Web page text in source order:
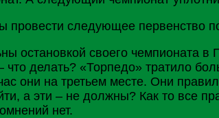
провести следующее первенство
остановкой своего чемпионата в
что делать? «Торпедо» тратило
они на третьем месте. Они
а эти – не должны? Как то все
нет.